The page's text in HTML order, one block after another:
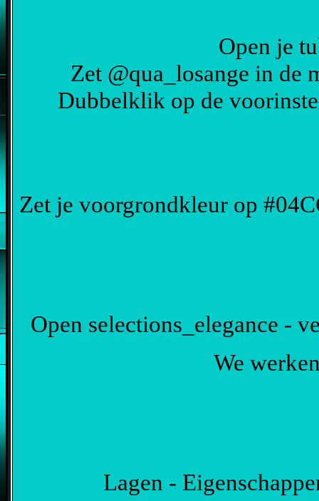
Open je
Zet @qua_losange in de
Dubbelklik op de
Zet je voorgrondkleur op
Open selections_elegance -
We
Lagen -